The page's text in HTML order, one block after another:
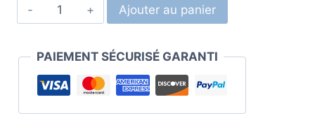
Ajouter au panier
PAIEMENT SÉCURISÉ GARANTI